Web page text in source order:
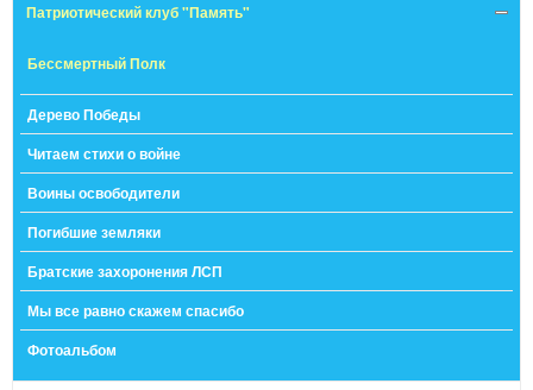
Патриотический клуб "Память"
Бессмертный Полк
Дерево Победы
Читаем стихи о войне
Воины освободители
Погибшие земляки
Братские захоронения ЛСП
Мы все равно скажем спасибо
Фотоальбом